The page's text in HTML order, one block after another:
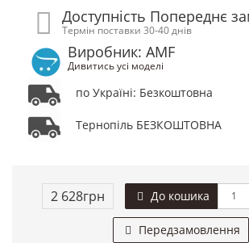
Доступність Попереднє
Термін поставки 30-40 днів
Виробник: AMF
Дивитись усі моделі
по Україні: Безкоштовна
Тернопіль БЕЗКОШТОВНА
2 628грн До кошика
Передзамовлення